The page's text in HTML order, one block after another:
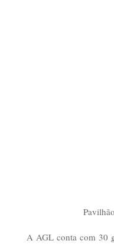
A AGL conta com 30